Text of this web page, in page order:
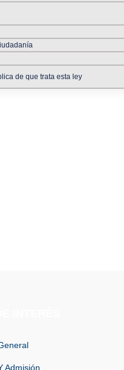
de que trata esta ley
Admisión